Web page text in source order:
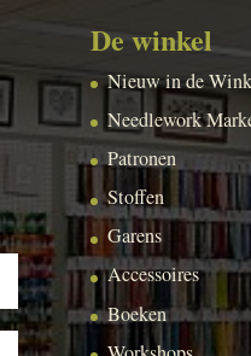
De winkel
Nieuw in de
Needlework
Patronen
Stoffen
Garens
Accessoires
Boeken